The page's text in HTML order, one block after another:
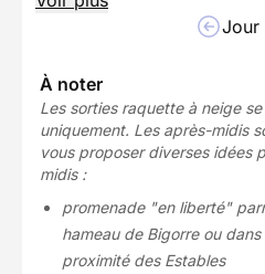
Jour
À noter
Les sorties raquette à neige
uniquement. Les après-midis
vous proposer diverses idées
midis :
promenade "en liberté"
hameau de Bigorre ou
proximité des Estables